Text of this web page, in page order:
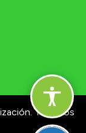
Términos